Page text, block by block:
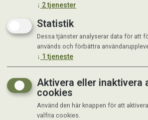
↓ 2tjenester
Statistik
Dessa tjänster analyserar data för att
används och förbättra
↓ 1 tjeneste
Aktivera eller inaktivera
cookies
Använd den här knappen för att
valfria cookies.